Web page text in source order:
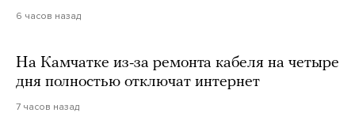
6 часов назад
На Камчатке из-за ремонта кабеля на четыре
дня полностью отключат интернет
7 часов назад